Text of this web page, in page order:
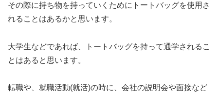
その際に持ち物を持っていくためにトートバッグを使用さ
れることはあるかと思います。
大学生などであれば、トートバッグを持って通学されるこ
とはあると思います。
転職や、就職活動(就活)の時に、会社の説明会や面接など